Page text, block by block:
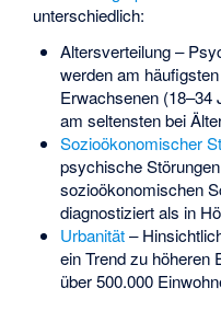
unterschiedlich:
Altersverteilung –
werden am
Erwachsenen (18–34
am seltensten bei
Sozioökonomischer
psychische
sozioökonomischen
diagnostiziert als in
Urbanität–
ein Trend zu höheren
über 500.000